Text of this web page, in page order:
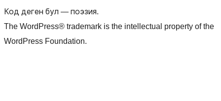
Код деген бул — поэзия.
The WordPress® trademark is the intellectual property of the
WordPress Foundation.